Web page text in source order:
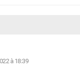
à 18:39